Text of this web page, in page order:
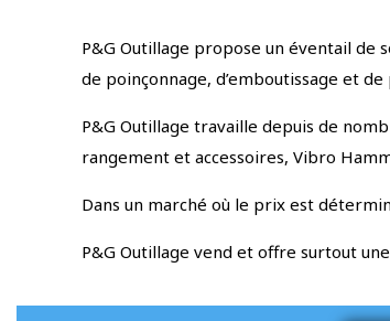
P&G Outillage propose un éventail de
de poinçonnage, d’emboutissage et
P&G Outillage travaille depuis de
rangement et accessoires, Vibro
Dans un marché où le prix est
P&G Outillage vend et offre surtout